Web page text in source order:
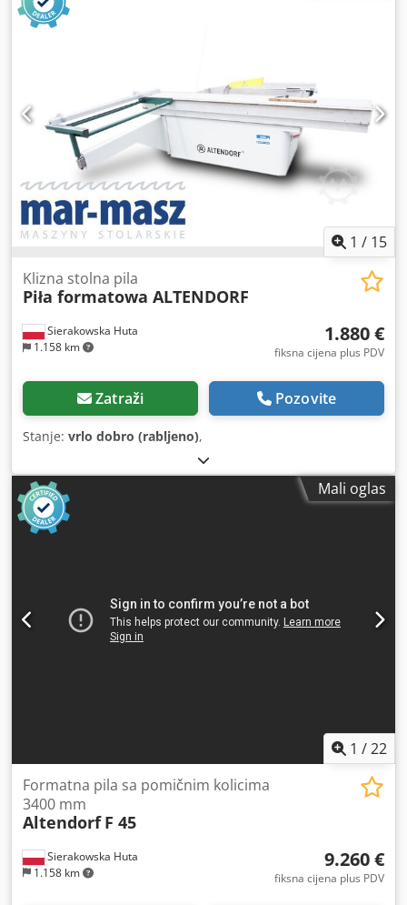
1 / 15
Sierakowska Huta
1.158 km
Klizna stolna pila
Piła formatowa ALTENDORF
1.880 €
fiksna cijena plus PDV
Zatraži Pozovite
Stanje: vrlo dobro (rabljeno),
Mali oglas
1 /22
Sierakowska Huta
1.158 km
Formatna pila sa pomičnim kolicima
3400 mm
Altendorf F 45
9.260 €
fiksna cijena plus PDV